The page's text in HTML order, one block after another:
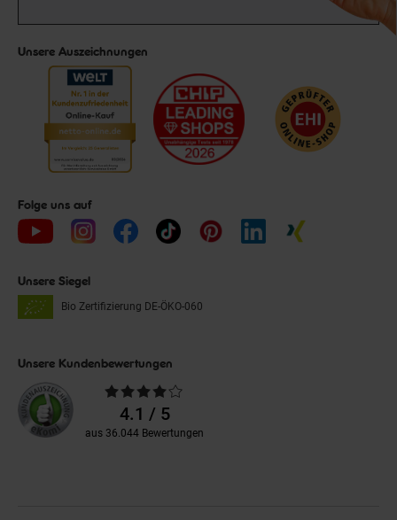
Unsere Auszeichnungen
Folge uns auf
Unsere Siegel
Bio Zertifizierung DE-ÖKO-060
Unsere Kundenbewertungen
Durchschnittliche
Bewertungen4.1 / 5
aus 36.044 Bewertungen